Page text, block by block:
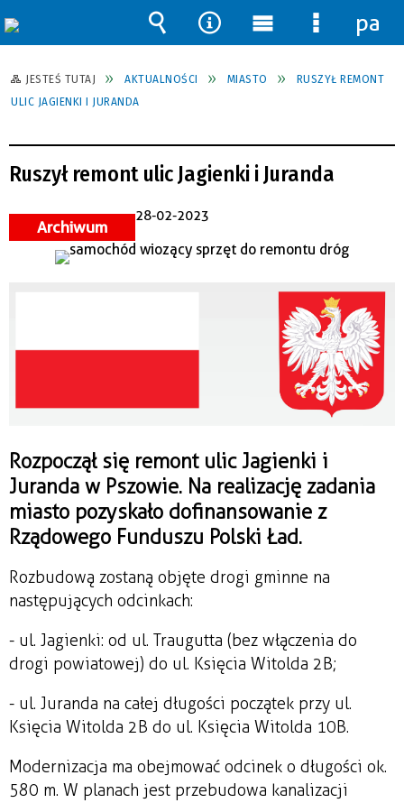
JESTEŚ TUTAJ AKTUALNOŚCI MIASTO
RUSZYŁ REMONT
ULIC JAGIENKI I JURANDA
Ruszył remont ulic Jagienki i Juranda
Archiwum
28-02-2023
Rozpoczął się remont ulic Jagienki i
Juranda w Pszowie. Na realizację zadania
miasto pozyskało dofinansowanie z
Rządowego Funduszu Polski Ład.
Rozbudową zostaną objęte drogi gminne na
następujących odcinkach:
- ul. Jagienki: od ul. Traugutta (bez włączenia do
drogi powiatowej) do ul. Księcia Witolda 2B;
- ul. Juranda na całej długości początek przy ul.
Księcia Witolda 2B do ul. Księcia Witolda 10B.
Modernizacja ma obejmować odcinek o długości ok.
580 m. W planach jest przebudowa kanalizacji
Wyszukiwarka
Narzędzia
Menu
główne
Menu